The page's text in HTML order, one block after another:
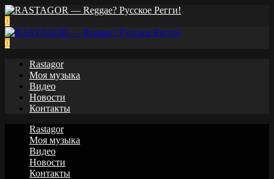
0
0
Rastagor
Моя музыка
Видео
Новости
Контакты
Rastagor
Моя музыка
Видео
Новости
Контакты